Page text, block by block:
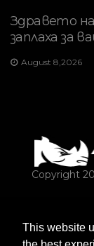
This website
Здравето
заплаха за
August 8,2026
Copyright